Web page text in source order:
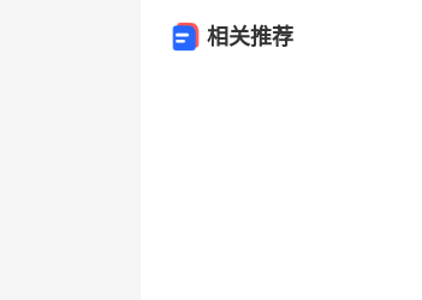
相关推荐